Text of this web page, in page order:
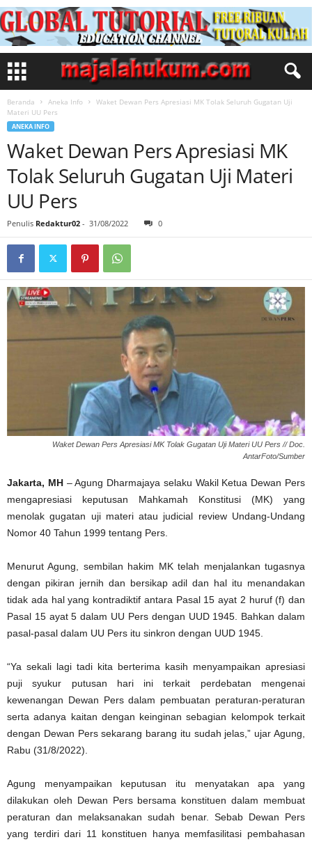
Beranda Aneka Info
Waket Dewan Pers Apresiasi MK Tolak Seluruh Gugatan Uji
Materi UU Pers
ANEKA INFO
Waket Dewan Pers Apresiasi MK
Tolak Seluruh Gugatan Uji Materi
UU Pers
Penulis Redaktur02 - 31/08/2022 0
Waket Dewan Pers Apresiasi MK Tolak Gugatan Uji Materi UU Pers // Doc.
AntarFoto/Sumber
Jakarta, MH– Agung Dharmajaya selaku Wakil Ketua Dewan Pers
mengapresiasi keputusan Mahkamah Konstitusi (MK) yang
menolak gugatan uji materi atau judicial review Undang-Undang
Nomor 40 Tahun 1999 tentang Pers.
Menurut Agung, sembilan hakim MK telah menjalankan tugasnya
dengan pikiran jernih dan bersikap adil dan hal itu menandakan
tidak ada hal yang kontradiktif antara Pasal 15 ayat 2 huruf (f) dan
Pasal 15 ayat 5 dalam UU Pers dengan UUD 1945. Bahkan dalam
pasal-pasal dalam UU Pers itu sinkron dengan UUD 1945.
“Ya sekali lagi tadi kita berterima kasih menyampaikan apresiasi
puji syukur putusan hari ini terkait perdebatan mengenai
kewenangan Dewan Pers dalam pembuatan peraturan-peraturan
serta adanya kaitan dengan keinginan sebagian kelompok terkait
dengan Dewan Pers sekarang barang itu sudah jelas,” ujar Agung,
Rabu (31/8/2022).
Agung menyampaikan keputusan itu menyatakan apa yang
dilakukan oleh Dewan Pers bersama konstituen dalam membuat
peraturan dan melaksanakan sudah benar. Sebab Dewan Pers
yang terdiri dari 11 konstituen hanya memfasilitasi pembahasan